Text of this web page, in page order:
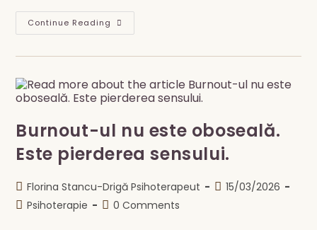
Continue Reading Burnout
Vs.
Normală
Știi
Cu
Adevărat
Trăiești
Burnout-ul nu este oboseală.
Este pierderea sensului.
Post
author:
Florina Stancu-Drigă Psihoterapeut
Post15/03/2026
PostPsihoterapie
Post0 Comments